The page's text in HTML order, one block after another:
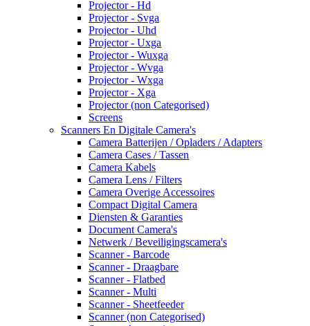
Projector - Hd
Projector - Svga
Projector - Uhd
Projector - Uxga
Projector - Wuxga
Projector - Wvga
Projector - Wxga
Projector - Xga
Projector (non Categorised)
Screens
Scanners En Digitale Camera's
Camera Batterijen / Opladers / Adapters
Camera Cases / Tassen
Camera Kabels
Camera Lens / Filters
Camera Overige Accessoires
Compact Digital Camera
Diensten & Garanties
Document Camera's
Netwerk / Beveiligingscamera's
Scanner - Barcode
Scanner - Draagbare
Scanner - Flatbed
Scanner - Multi
Scanner - Sheetfeeder
Scanner (non Categorised)